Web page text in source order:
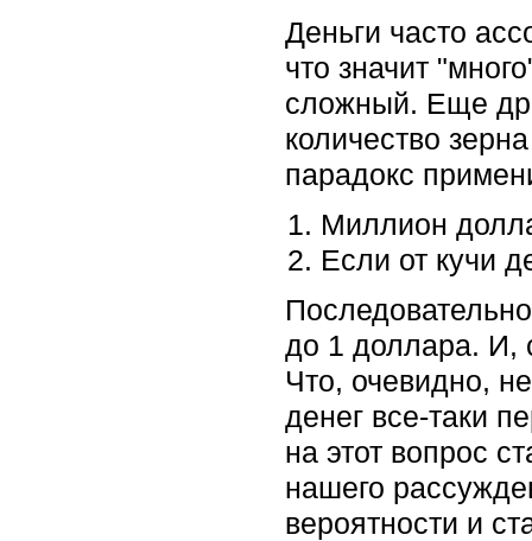
Деньги часто
что значит
сложный. Еще
количество
парадокс
Миллион
Если от кучи
до 1 доллара. И,
Что, очевидно,
денег все-таки
на этот вопрос
нашего
вероятности и